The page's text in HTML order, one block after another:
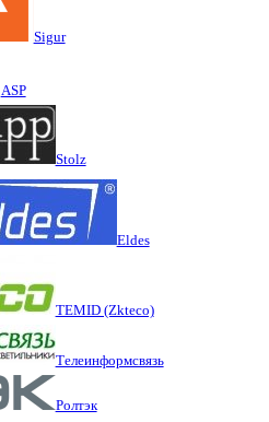
Sigur
ASP
Stolz
Eldes
TEMID (Zkteco)
Телеинформсвязь
Ролтэк